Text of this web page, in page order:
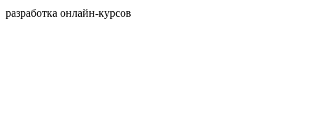
разработка онлайн-курсов